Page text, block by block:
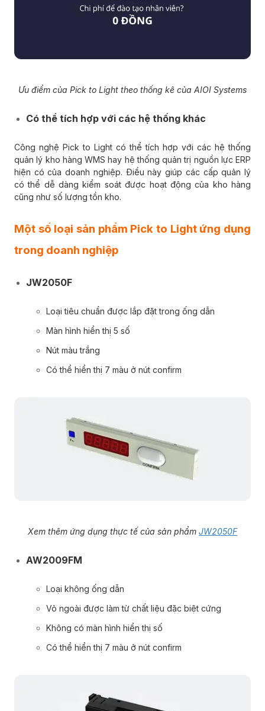
Ưu điểm của Pick to Light theo thống kê của AIOI Systems
Có thể tích hợp với các hệ thống khác
Công nghệ Pick to Light có thể tích hợp với các hệ thống
quản lý kho hàng WMS hay hệ thống quản trị nguồn lực ERP
hiện có của doanh nghiệp. Điều này giúp các cấp quản lý
có thể dễ dàng kiểm soát được hoạt động của kho hàng
cũng như số lượng tồn kho.
Một số loại sản phẩm Pick to Light ứng dụng
trong doanh nghiệp
JW2050F
Loại tiêu chuẩn được lắp đặt trong ống dẫn
Màn hình hiển thị 5 số
Nút màu trắng
Có thể hiển thị 7 màu ở nút confirm
Xem thêm ứng dụng thực tế của sản phẩm JW2050F
AW2009FM
Loại không ống dẫn
Vỏ ngoài được làm từ chất liệu đặc biệt cứng
Không có màn hình hiển thị số
Có thể hiển thị 7 màu ở nút confirm